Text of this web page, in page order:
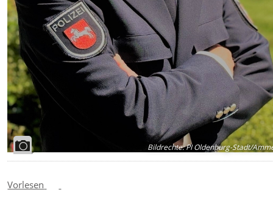
Bildrechte:PI Oldenburg-Stadt/
Vorlesen